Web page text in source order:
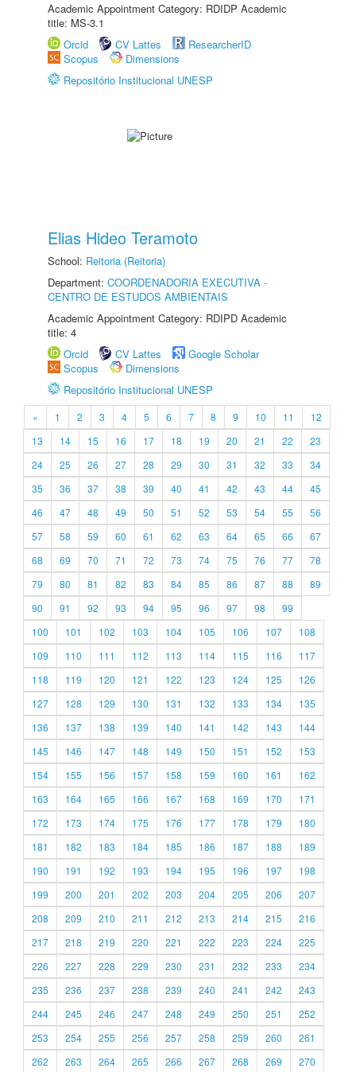
Academic Appointment Category: RDIDP Academic
title: MS-3.1
Orcid
CV Lattes
ResearcherID
Scopus
Dimensions
Repositório Institucional UNESP
Elias Hideo Teramoto
School: Reitoria (Reitoria)
Department: COORDENADORIA EXECUTIVA -
CENTRO DE ESTUDOS AMBIENTAIS
Academic Appointment Category: RDIPD Academic
title: 4
Orcid
CV Lattes
Google Scholar
Scopus
Dimensions
Repositório Institucional UNESP
« 1 2 3 4 5 6 7 8 9 10 11
12
13
14 15 16 17 18 19 20 21 22
23
24
25 26 27 28 29 30 31 32 33
34
35
36 37 38 39 40 41 42 43 44
45
46
47 48 49 50 51 52 53 54 55
56
57
58 59 60 61 62 63 64 65 66
67
68
69 70 71 72 73 74 75 76 77
78
79
80 81 82 83 84 85 86 87 88
89
90
91 92 93 94 95 96 97 98
99
100
101 102 103 104 105 106 107
108
109
110 111 112 113 114 115 116
117
118
119 120 121 122 123 124 125
126
127
128 129 130 131 132 133 134
135
136
137 138 139 140 141 142 143
144
145
146 147 148 149 150 151 152
153
154
155 156 157 158 159 160 161
162
163
164 165 166 167 168 169 170
171
172
173 174 175 176 177 178 179
180
181
182 183 184 185 186 187 188
189
190
191 192 193 194 195 196 197
198
199
200 201 202 203 204 205 206
207
208
209 210 211 212 213 214 215
216
217
218 219 220 221 222 223 224
225
226
227 228 229 230 231 232 233
234
235
236 237 238 239 240 241 242
243
244
245 246 247 248 249 250 251
252
253
254 255 256 257 258 259 260
261
262
263 264 265 266 267 268 269 270